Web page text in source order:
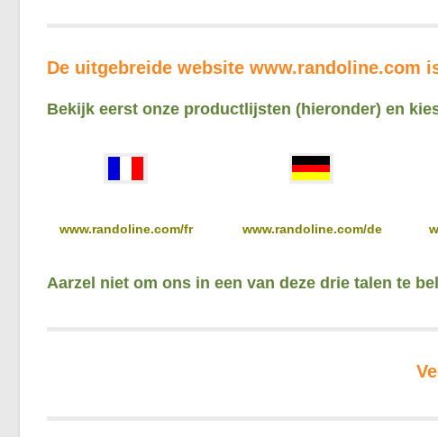
De uitgebreide website www.randoline.com
Bekijk eerst onze productlijsten (hieronder) en
www.randoline.com/fr www.randoline.com/de
Aarzel niet om ons in een van deze drie talen te